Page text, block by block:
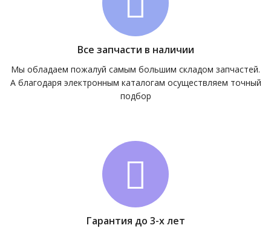
Все запчасти в наличии
Мы обладаем пожалуй самым большим складом запчастей.
А благодаря электронным каталогам осуществляем точный
подбор
Гарантия до 3-х лет